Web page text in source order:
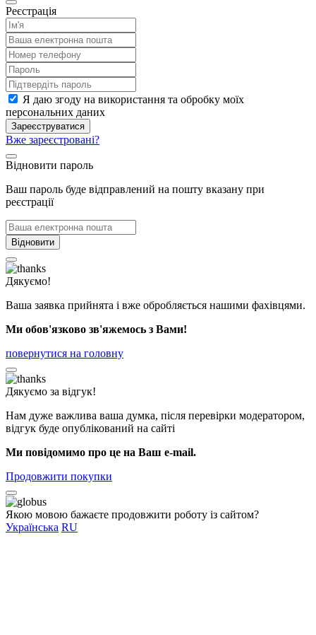
Реєстрація
Я даю згоду на використання та обробку моїх
персональних даних
Зареєструватися
Вже зареєстровані?
Відновити пароль
Ваш пароль буде відправлений на пошту вказану при
реєстрації
Відновити
Дякуємо!
Ваша заявка прийнята і вже обробляється нашими фахівцями.
Ми обов'язково зв'яжемось з Вами!
повернутися на головну
Дякуємо за відгук!
Нам дуже важлива ваша думка, після перевірки модератором,
відгук буде опублікований на сайті
Ми повідомимо про це на Ваш e-mail.
Продовжити покупки
Якою мовою бажаєте продовжити роботу із сайтом?
Українська RU